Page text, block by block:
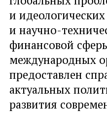
и
и научно-
финансовой
международных
предоставлен
актуальных
развития